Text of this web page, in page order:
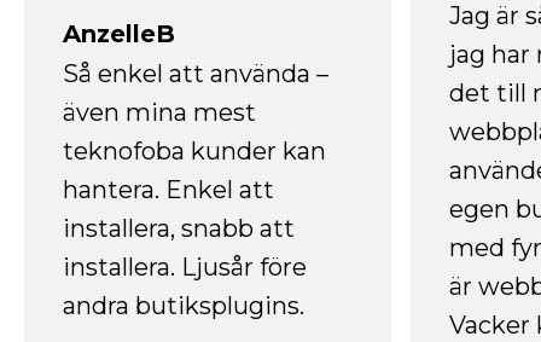
AnzelleB
Så enkel att använda –
även mina mest
teknofoba kunder kan
hantera. Enkel att
installera, snabb att
installera. Ljusår före
andra butiksplugins.
Jag är
jag
det till
egen
med
är
Vacker